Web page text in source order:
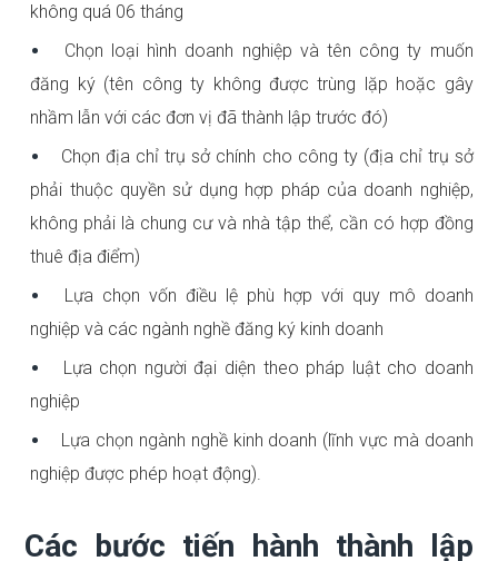
không quá 06 tháng
Chọn loại hình doanh nghiệp và tên công ty muốn
đăng ký (tên công ty không được trùng lặp hoặc gây
nhầm lẫn với các đơn vị đã thành lập trước đó)
Chọn địa chỉ trụ sở chính cho công ty (địa chỉ trụ sở
phải thuộc quyền sử dụng hợp pháp của doanh nghiệp,
không phải là chung cư và nhà tập thể, cần có hợp đồng
thuê địa điểm)
Lựa chọn vốn điều lệ phù hợp với quy mô doanh
nghiệp và các ngành nghề đăng ký kinh doanh
Lựa chọn người đại diện theo pháp luật cho doanh
nghiệp
Lựa chọn ngành nghề kinh doanh (lĩnh vực mà doanh
nghiệp được phép hoạt động).
Các bước tiến hành thành lập